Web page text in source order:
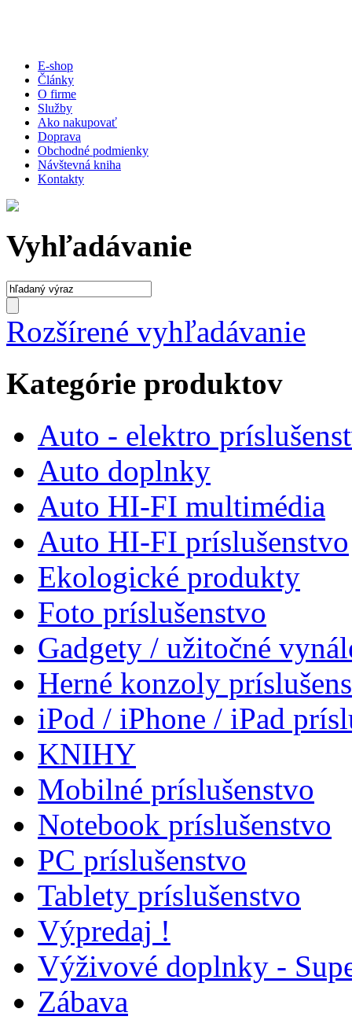
E-shop
Články
O firme
Služby
Ako nakupovať
Doprava
Obchodné podmienky
Návštevná kniha
Kontakty
Vyhľadávanie
Rozšírené vyhľadávanie
Kategórie produktov
Auto - elektro
Auto doplnky
Auto HI-FI multimédia
Auto HI-FI príslušenstvo
Ekologické produkty
Foto príslušenstvo
Gadgety / užitočné
Herné konzoly
iPod / iPhone / iPad
KNIHY
Mobilné príslušenstvo
Notebook príslušenstvo
PC príslušenstvo
Tablety príslušenstvo
Výpredaj !
Výživové doplnky -
Zábava